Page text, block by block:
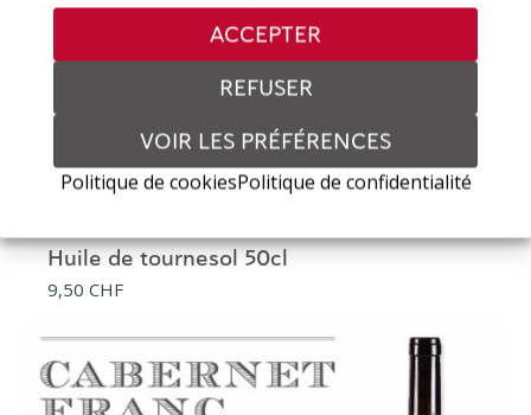
ACCEPTER
REFUSER
VOIR LES PRÉFÉRENCES
Politique de cookiesPolitique de confidentialité
Huile de tournesol 50cl
9,50 CHF